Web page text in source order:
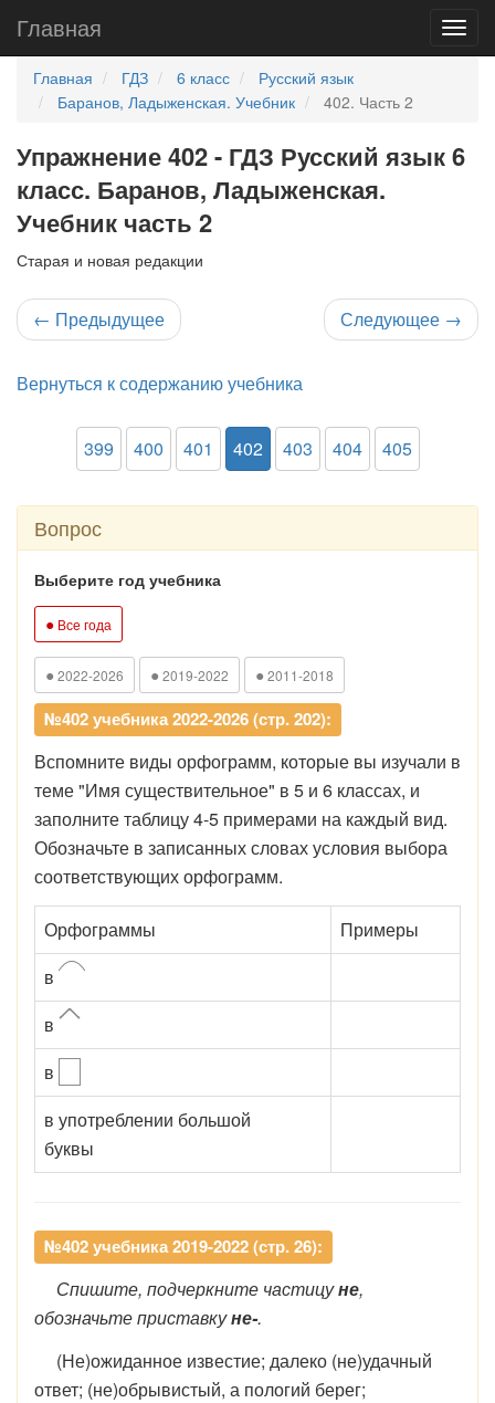
Главная
Главная ГДЗ 6 класс
Русский язык
Баранов, Ладыженская. Учебник
402. Часть 2
Упражнение 402 - ГДЗ Русский язык 6
класс. Баранов, Ладыженская.
Учебник часть 2
Старая и новая редакции
← Предыдущее Следующее →
Вернуться к содержанию учебника
399 400 401 402 403 404 405
Вопрос
Выберите год учебника
● Все года
● 2022-2026 ● 2019-2022 ● 2011-2018
№402 учебника 2022-2026 (стр. 202):
Вспомните виды орфограмм, которые вы изучали в
теме "Имя существительное" в 5 и 6 классах, и
заполните таблицу 4-5 примерами на каждый вид.
Обозначьте в записанных словах условия выбора
соответствующих орфограмм.
Орфограммы
Примеры
в
в
в
в употреблении большой
буквы
№402 учебника 2019-2022 (стр. 26):
Спишите, подчеркните частицуне,
обозначьте приставкуне-.
(Не)ожиданное известие; далеко (не)удачный
ответ; (не)обрывистый, а пологий берег;